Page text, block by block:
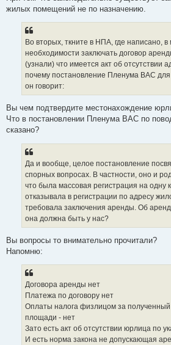
жилых помещений не по назначению.
Во вторых, ткните в НПА, где написано,
необходимости заключать договор
(узнали) что имеется акт об
почему постановление Пленума ВАС для
он говорит:
Вы чем подтвердите местонахождение
Что в постановлении Пленума ВАС по
сказано?
Да и вообще, целое постановление
спорных вопросах. В частности, оно и
что была массовая регистрация на
отказывала в регистрации по адресу
требовала заключения аренды. Об
она должна быть у нас?
Вы вопросы то внимательно прочитали?
Напомню:
Договора аренды нет
Платежа по договору нет
Оплаты налога физлицом за полученный
площади - нет
Зато есть акт об отсутствии юрлица по
И есть норма закона не допускающая